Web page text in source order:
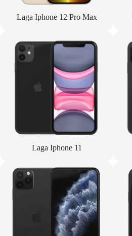
Laga Iphone 12 Pro Max
Laga Iphone 11